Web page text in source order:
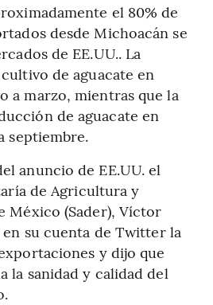
el 80% de
desde Michoacán se
de EE.UU.. La
de aguacate en
a marzo, mientras que la
de aguacate en
septiembre.
anuncio de EE.UU. el
de Agricultura y
México (Sader), Víctor
su cuenta de Twitter la
y dijo que
la sanidad y calidad del